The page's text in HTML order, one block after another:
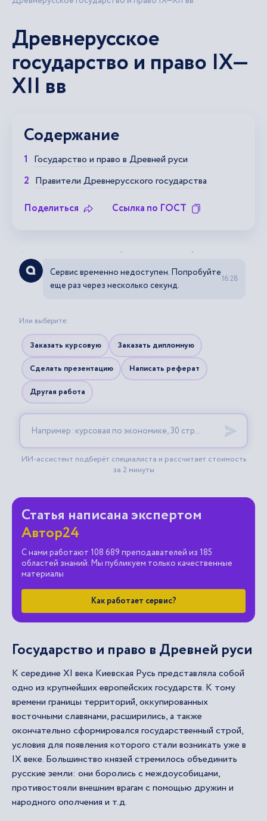
Древнерусское
государство и право IX—
XII вв
Содержание
Государство и право в Древней руси
Правители Древнерусского государства
Поделиться
Ссылка по ГОСТ
Статья написана экспертом
Автор24
С нами работают 108 689 преподавателей из 185
областей знаний. Мы публикуем только качественные
материалы
Как работает сервис?
Государство и право в Древней руси
К середине XI века Киевская Русь представляла собой
одно из крупнейших европейских государств. К тому
времени границы территорий, оккупированных
восточными славянами, расширились, а также
окончательно сформировался государственный строй,
условия для появления которого стали возникать уже в
IX веке. Большинство князей стремилось объединить
русские земли: они боролись с междоусобицами,
противостояли внешним врагам с помощью дружин и
народного ополчения и т.д.